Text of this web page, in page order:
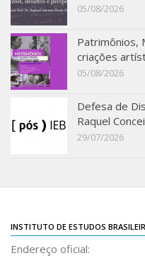
05/08/2026
Patrimônios,
criações
05/08/2026
Defesa de
Raquel
29/07/2026
INSTITUTO DE ESTUDOS
Endereço oficial: